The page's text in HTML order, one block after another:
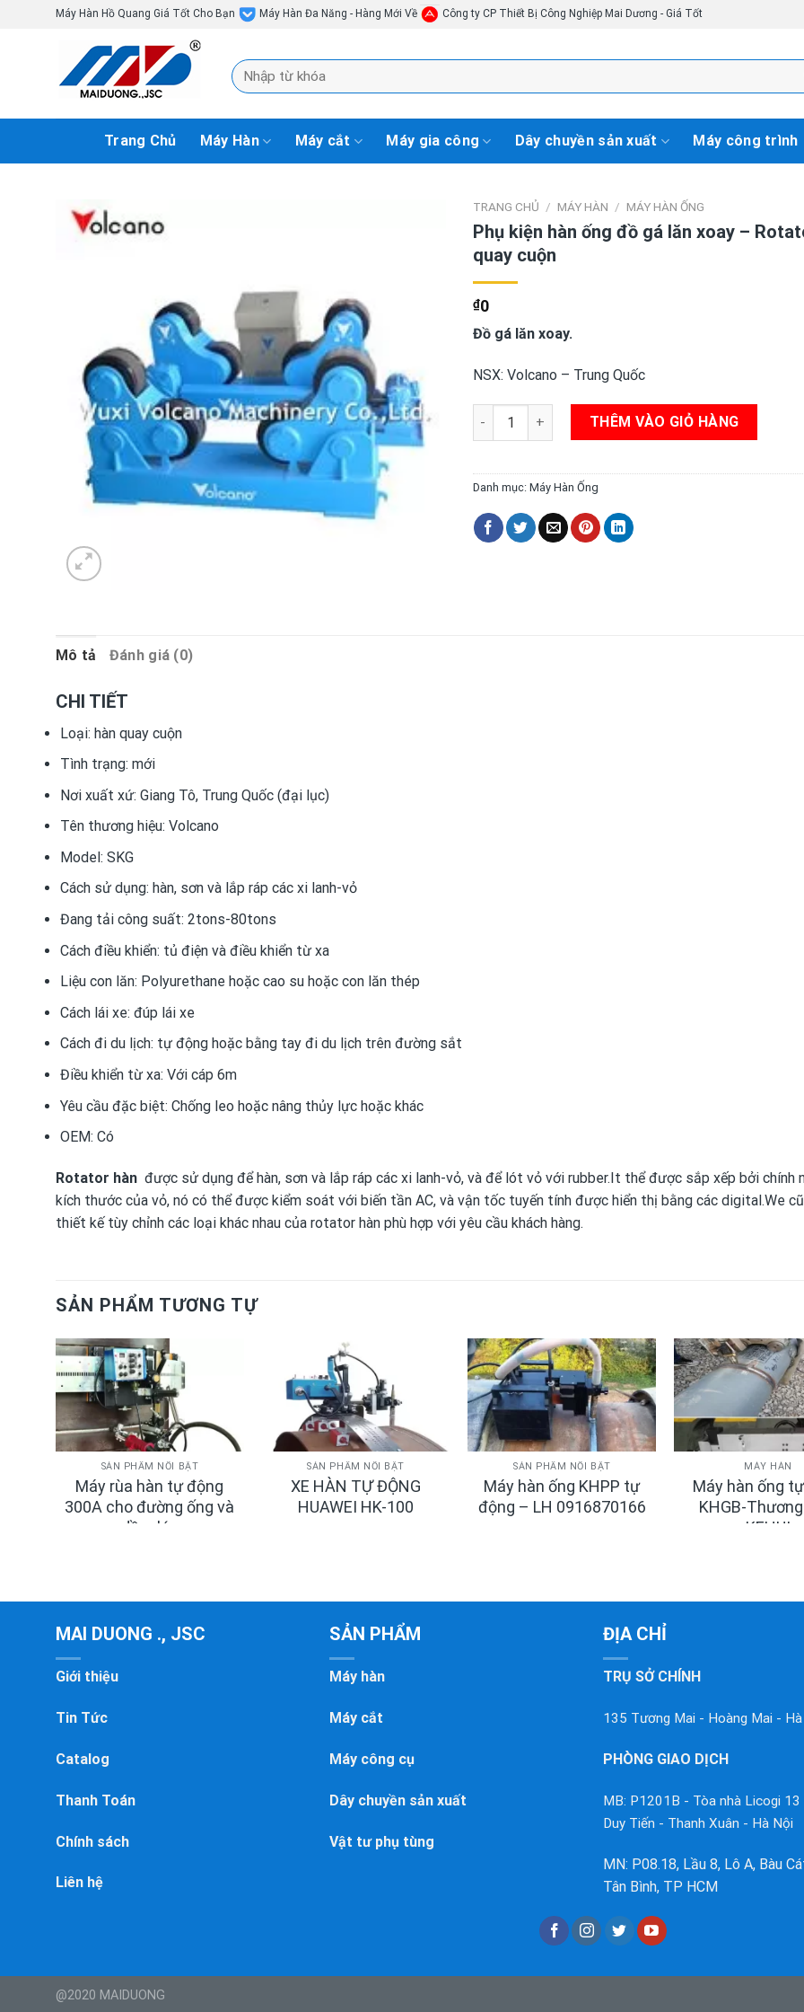
Máy Hàn Hồ Quang Giá Tốt Cho Bạn Máy Hàn Đa Năng - Hàng Mới Về Công ty CP Thiết Bị Công Nghiệp Mai Dương - Giá Tốt
Tìm
kiếm:
Trang Chủ Máy Hàn Máy cắt Máy gia công Dây chuyền sản xuất Máy công trình
TRANG CHỦ / MÁY HÀN / MÁY HÀN ỐNG
Phụ kiện hàn ống đồ gá lăn xoay –
quay cuộn
₫0
Đồ gá lăn xoay.
NSX: Volcano – Trung Quốc
Phụ kiện hàn ống đồ gá lăn xoay - Rotator quay cuộn
THÊM VÀO GIỎ HÀNG
Danh mục: Máy Hàn Ống
Mô tả Đánh giá (0)
CHI TIẾT
Loại: hàn quay cuộn
Tình trạng: mới
Nơi xuất xứ: Giang Tô, Trung Quốc (đại lục)
Tên thương hiệu: Volcano
Model: SKG
Cách sử dụng: hàn, sơn và lắp ráp các xi lanh-vỏ
Đang tải công suất: 2tons-80tons
Cách điều khiển: tủ điện và điều khiển từ xa
Liệu con lăn: Polyurethane hoặc cao su hoặc con lăn thép
Cách lái xe: đúp lái xe
Cách đi du lịch: tự động hoặc bằng tay đi du lịch trên đường sắt
Điều khiển từ xa: Với cáp 6m
Yêu cầu đặc biệt: Chống leo hoặc nâng thủy lực hoặc khác
OEM: Có
Rotator hàn được sử dụng để hàn, sơn và lắp ráp các xi lanh-vỏ, và để lót vỏ với rubber.It thể được sắp xếp bởi chính
kích thước của vỏ, nó có thể được kiểm soát với biến tần AC, và vận tốc tuyến tính được hiển thị bằng các digital.We
thiết kế tùy chỉnh các loại khác nhau của rotator hàn phù hợp với yêu cầu khách hàng.
SẢN PHẨM TƯƠNG TỰ
SẢN PHẨM NỔI BẬT
Máy rùa hàn tự động
300A cho đường ống và
dầm lớn
SẢN PHẨM NỔI BẬT
XE HÀN TỰ ĐỘNG
HUAWEI HK-100
SẢN PHẨM NỔI BẬT
Máy hàn ống KHPP tự
động – LH 0916870166
MÁY HÀN
Máy hàn ống
KHGB-
KEHUI
MAI DUONG ., JSC
Giới thiệu
Tin Tức
Catalog
Thanh Toán
Chính sách
Liên hệ
SẢN PHẨM
Máy hàn
Máy cắt
Máy công cụ
Dây chuyền sản xuất
Vật tư phụ tùng
ĐỊA CHỈ
TRỤ SỞ CHÍNH
135 Tương Mai - Hoàng Mai -
PHÒNG GIAO DỊCH
MB: P1201B - Tòa nhà Licogi
Duy Tiến - Thanh Xuân - Hà Nội
MN: P08.18, Lầu 8, Lô A, Bàu
Tân Bình, TP HCM
@2020 MAIDUONG